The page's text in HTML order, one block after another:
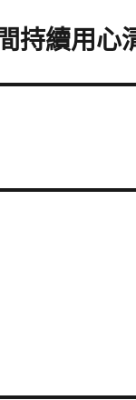
持續用心